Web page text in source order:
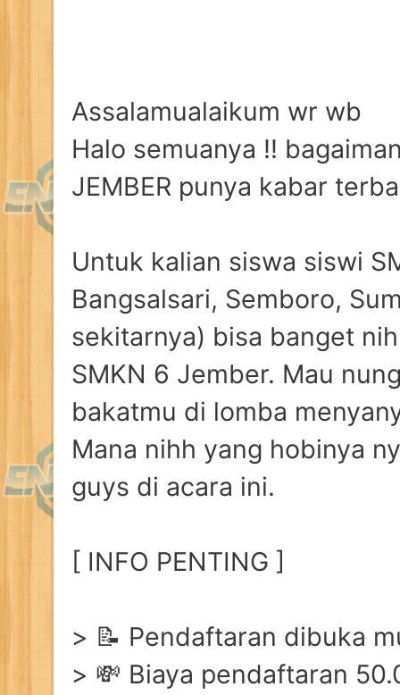
Assalamualaikum wr wb
Halo semuanya ‼️
JEMBER punya kabar
Untuk kalian siswa siswi
Bangsalsari, Semboro,
sekitarnya) bisa banget
SMKN 6 Jember. Mau
bakatmu di lomba
Mana nihh yang hobinya
guys di acara ini.
[ INFO PENTING ]
> 📝 Pendaftaran dibuka
> 💸 Biaya pendaftaran